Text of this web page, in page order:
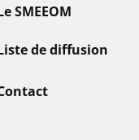
SMEEOM
de diffusion